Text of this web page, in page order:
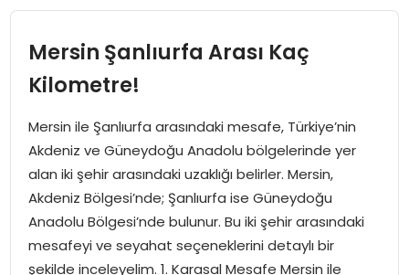
EKONOMI
EĞITIM
GÜNCEL
Mersin Şanlıurfa Arası Kaç
Kilometre!
Mersin ile Şanlıurfa arasındaki mesafe, Türkiye’nin
Akdeniz ve Güneydoğu Anadolu bölgelerinde yer
alan iki şehir arasındaki uzaklığı belirler. Mersin,
Akdeniz Bölgesi’nde; Şanlıurfa ise Güneydoğu
Anadolu Bölgesi’nde bulunur. Bu iki şehir arasındaki
mesafeyi ve seyahat seçeneklerini detaylı bir
şekilde inceleyelim. 1. Karasal Mesafe Mersin ile